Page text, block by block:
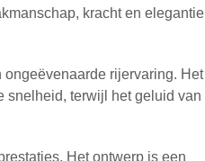
kracht en elegantie
rijervaring. Het
snelheid, terwijl het geluid van
Het ontwerp is een